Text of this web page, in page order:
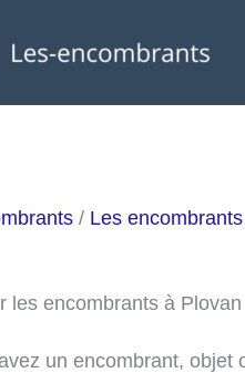
/ Les
les encombrants à
un encombrant, objet